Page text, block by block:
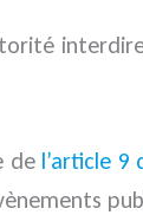
de l’article 9